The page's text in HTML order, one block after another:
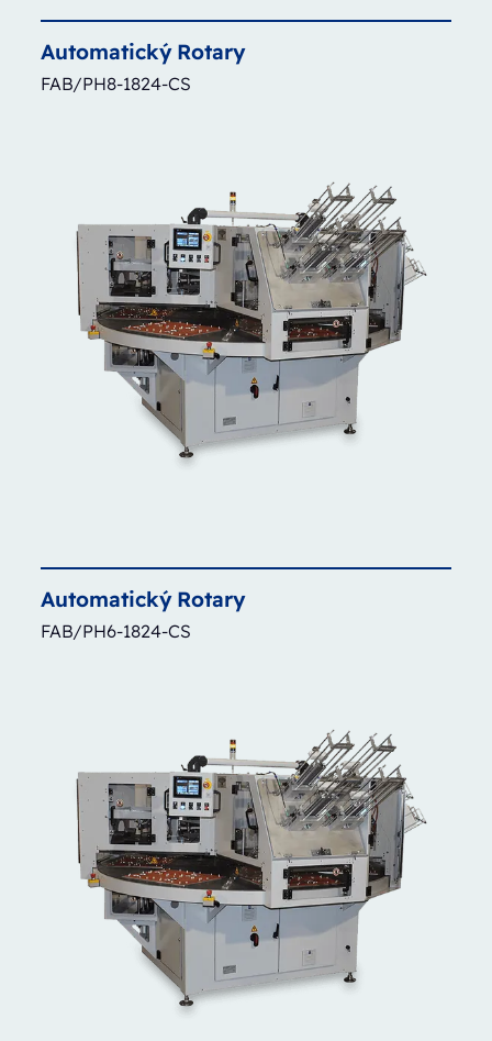
Automatický Rotary
FAB/PH8-1824-CS
Automatický Rotary
FAB/PH6-1824-CS